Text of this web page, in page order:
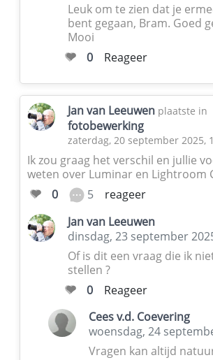
Leuk om te zien dat je
bent gegaan, Bram. Goed
Mooi
0
Reageer
Jan van Leeuwen plaatste in
fotobewerking
zaterdag, 20 september 2025,
Ik zou graag het verschil en jullie
weten over Luminar en Lightroom
0
5
reageer
Jan van Leeuwen
dinsdag, 23 september
Of is dit een vraag die ik
stellen ?
0
Reageer
Cees v.d. Coevering
woensdag, 24
Vragen kan altijd